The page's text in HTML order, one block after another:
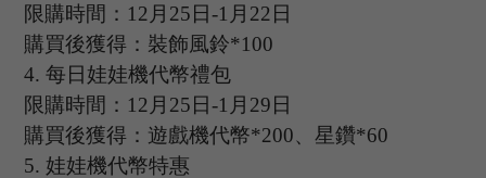
限購時間： 12 月 25日-1 月 22 日
購買後獲得：裝飾風鈴*100
4. 每日娃娃機代幣禮包
限購時間： 12 月 25日-1 月 29日
購買後獲得：遊戲機代幣*200、星鑽*60
5. 娃娃機代幣特惠